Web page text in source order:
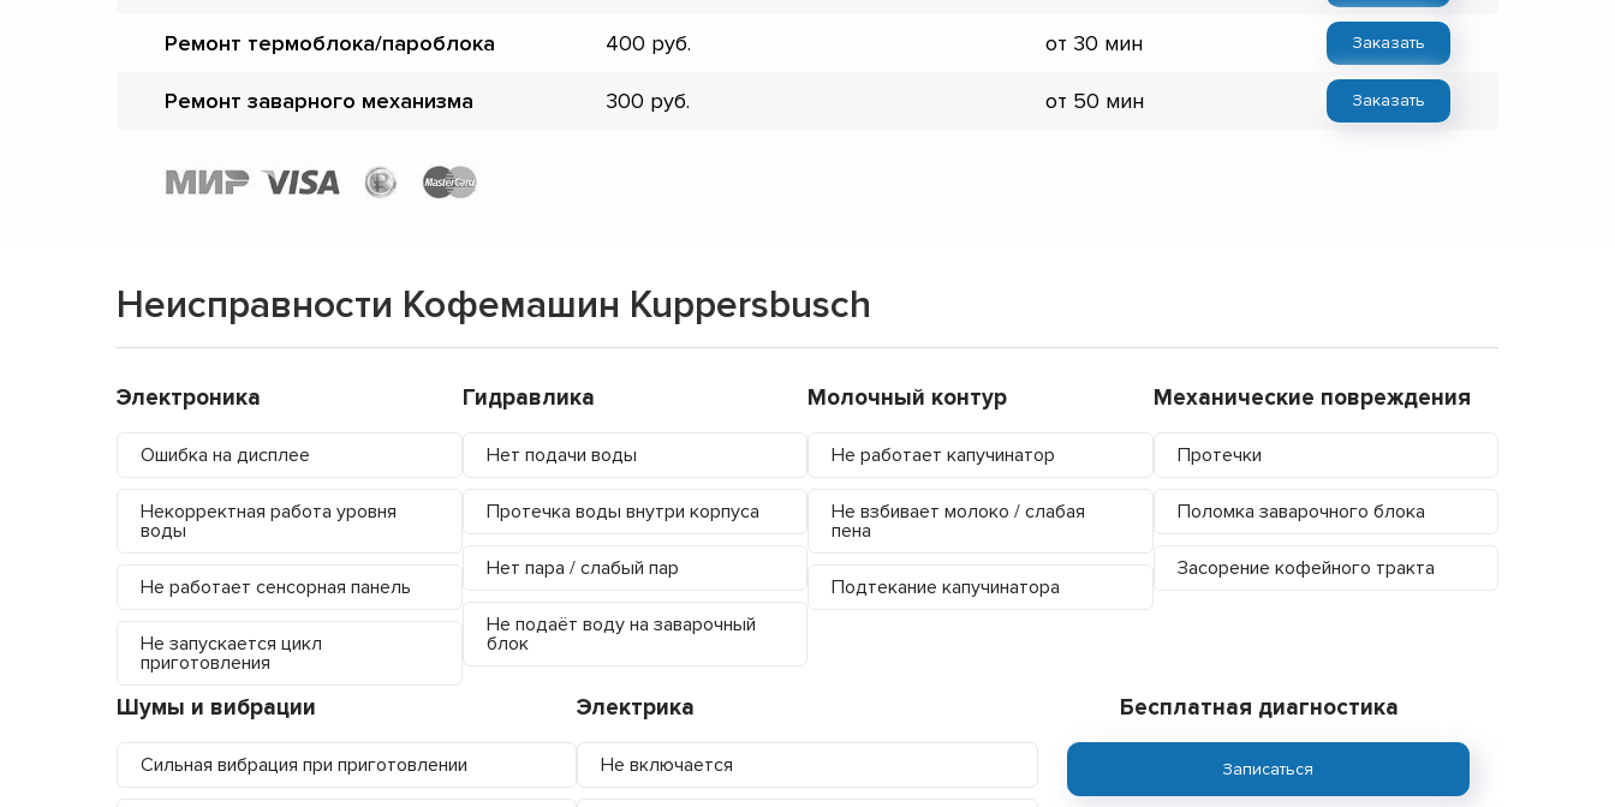
Ремонт термоблока/пароблока 400 от 30 мин Заказать
Ремонт заварного механизма 300 от 50 мин Заказать
Неисправности Кофемашин Kuppersbusch
Электроника
Ошибка на дисплее
Некорректная работа уровня
воды
Не работает сенсорная панель
Не запускается цикл
приготовления
Гидравлика
Нет подачи воды
Протечка воды внутри корпуса
Нет пара / слабый пар
Не подаёт воду на заварочный
блок
Молочный контур
Не работает капучинатор
Не взбивает молоко / слабая
пена
Подтекание капучинатора
Механические повреждения
Протечки
Поломка заварочного блока
Засорение кофейного тракта
Шумы и вибрации
Сильная вибрация при приготовлении
Электрика
Не включается
Бесплатная диагностика
Записаться